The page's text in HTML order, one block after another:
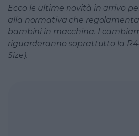
Ecco le ultime novità in arrivo
alla normativa che
bambini in macchina. I
riguarderanno soprattutto la
Size).